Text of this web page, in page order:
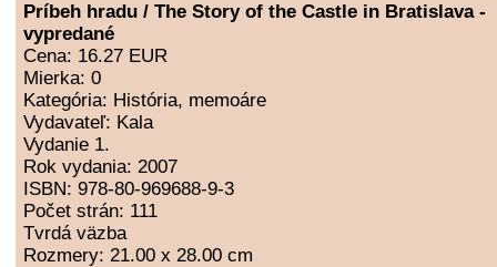
Príbeh hradu / The Story of the Castle in Bratislava -
vypredané
Cena: 16.27 EUR
Mierka: 0
Kategória: História, memoáre
Vydavateľ: Kala
Vydanie 1.
Rok vydania: 2007
ISBN: 978-80-969688-9-3
Počet strán: 111
Tvrdá väzba
Rozmery: 21.00 x 28.00 cm